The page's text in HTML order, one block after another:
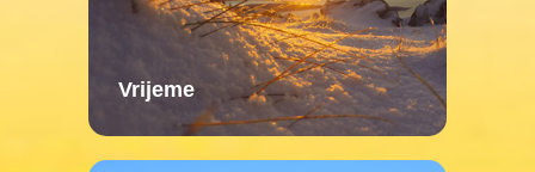
Vrijeme